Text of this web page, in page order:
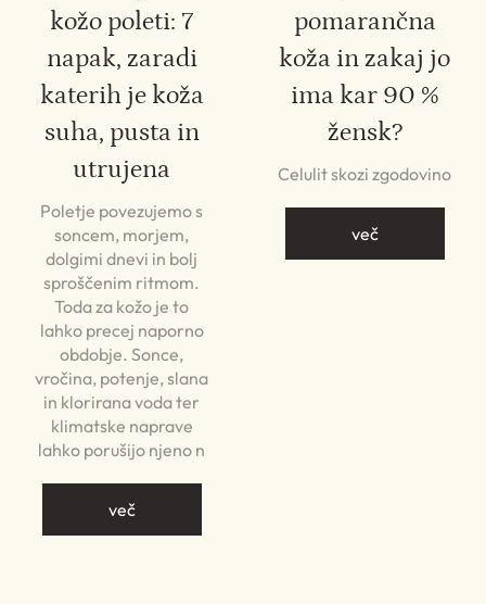
kožo poleti: 7
napak, zaradi
katerih je koža
suha, pusta in
utrujena
Poletje povezujemo s
soncem, morjem,
dolgimi dnevi in bolj
sproščenim ritmom.
Toda za kožo je to
lahko precej naporno
obdobje. Sonce,
vročina, potenje, slana
in klorirana voda ter
klimatske naprave
lahko porušijo njeno n
več
pomarančna
koža in zakaj jo
ima kar 90 %
žensk?
Celulit skozi zgodovino
več